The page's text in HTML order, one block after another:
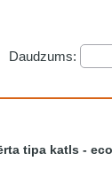
Daudzums:
tipa katls -